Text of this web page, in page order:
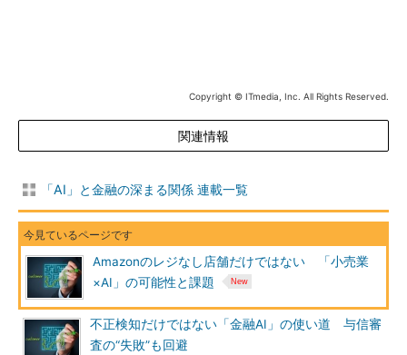
Copyright © ITmedia, Inc. All Rights Reserved.
関連情報
「AI」と金融の深まる関係 連載一覧
Amazonのレジなし店舗だけではない 「小売業
×AI」の可能性と課題
不正検知だけではない「金融AI」の使い道 与信審
査の“失敗”も回避